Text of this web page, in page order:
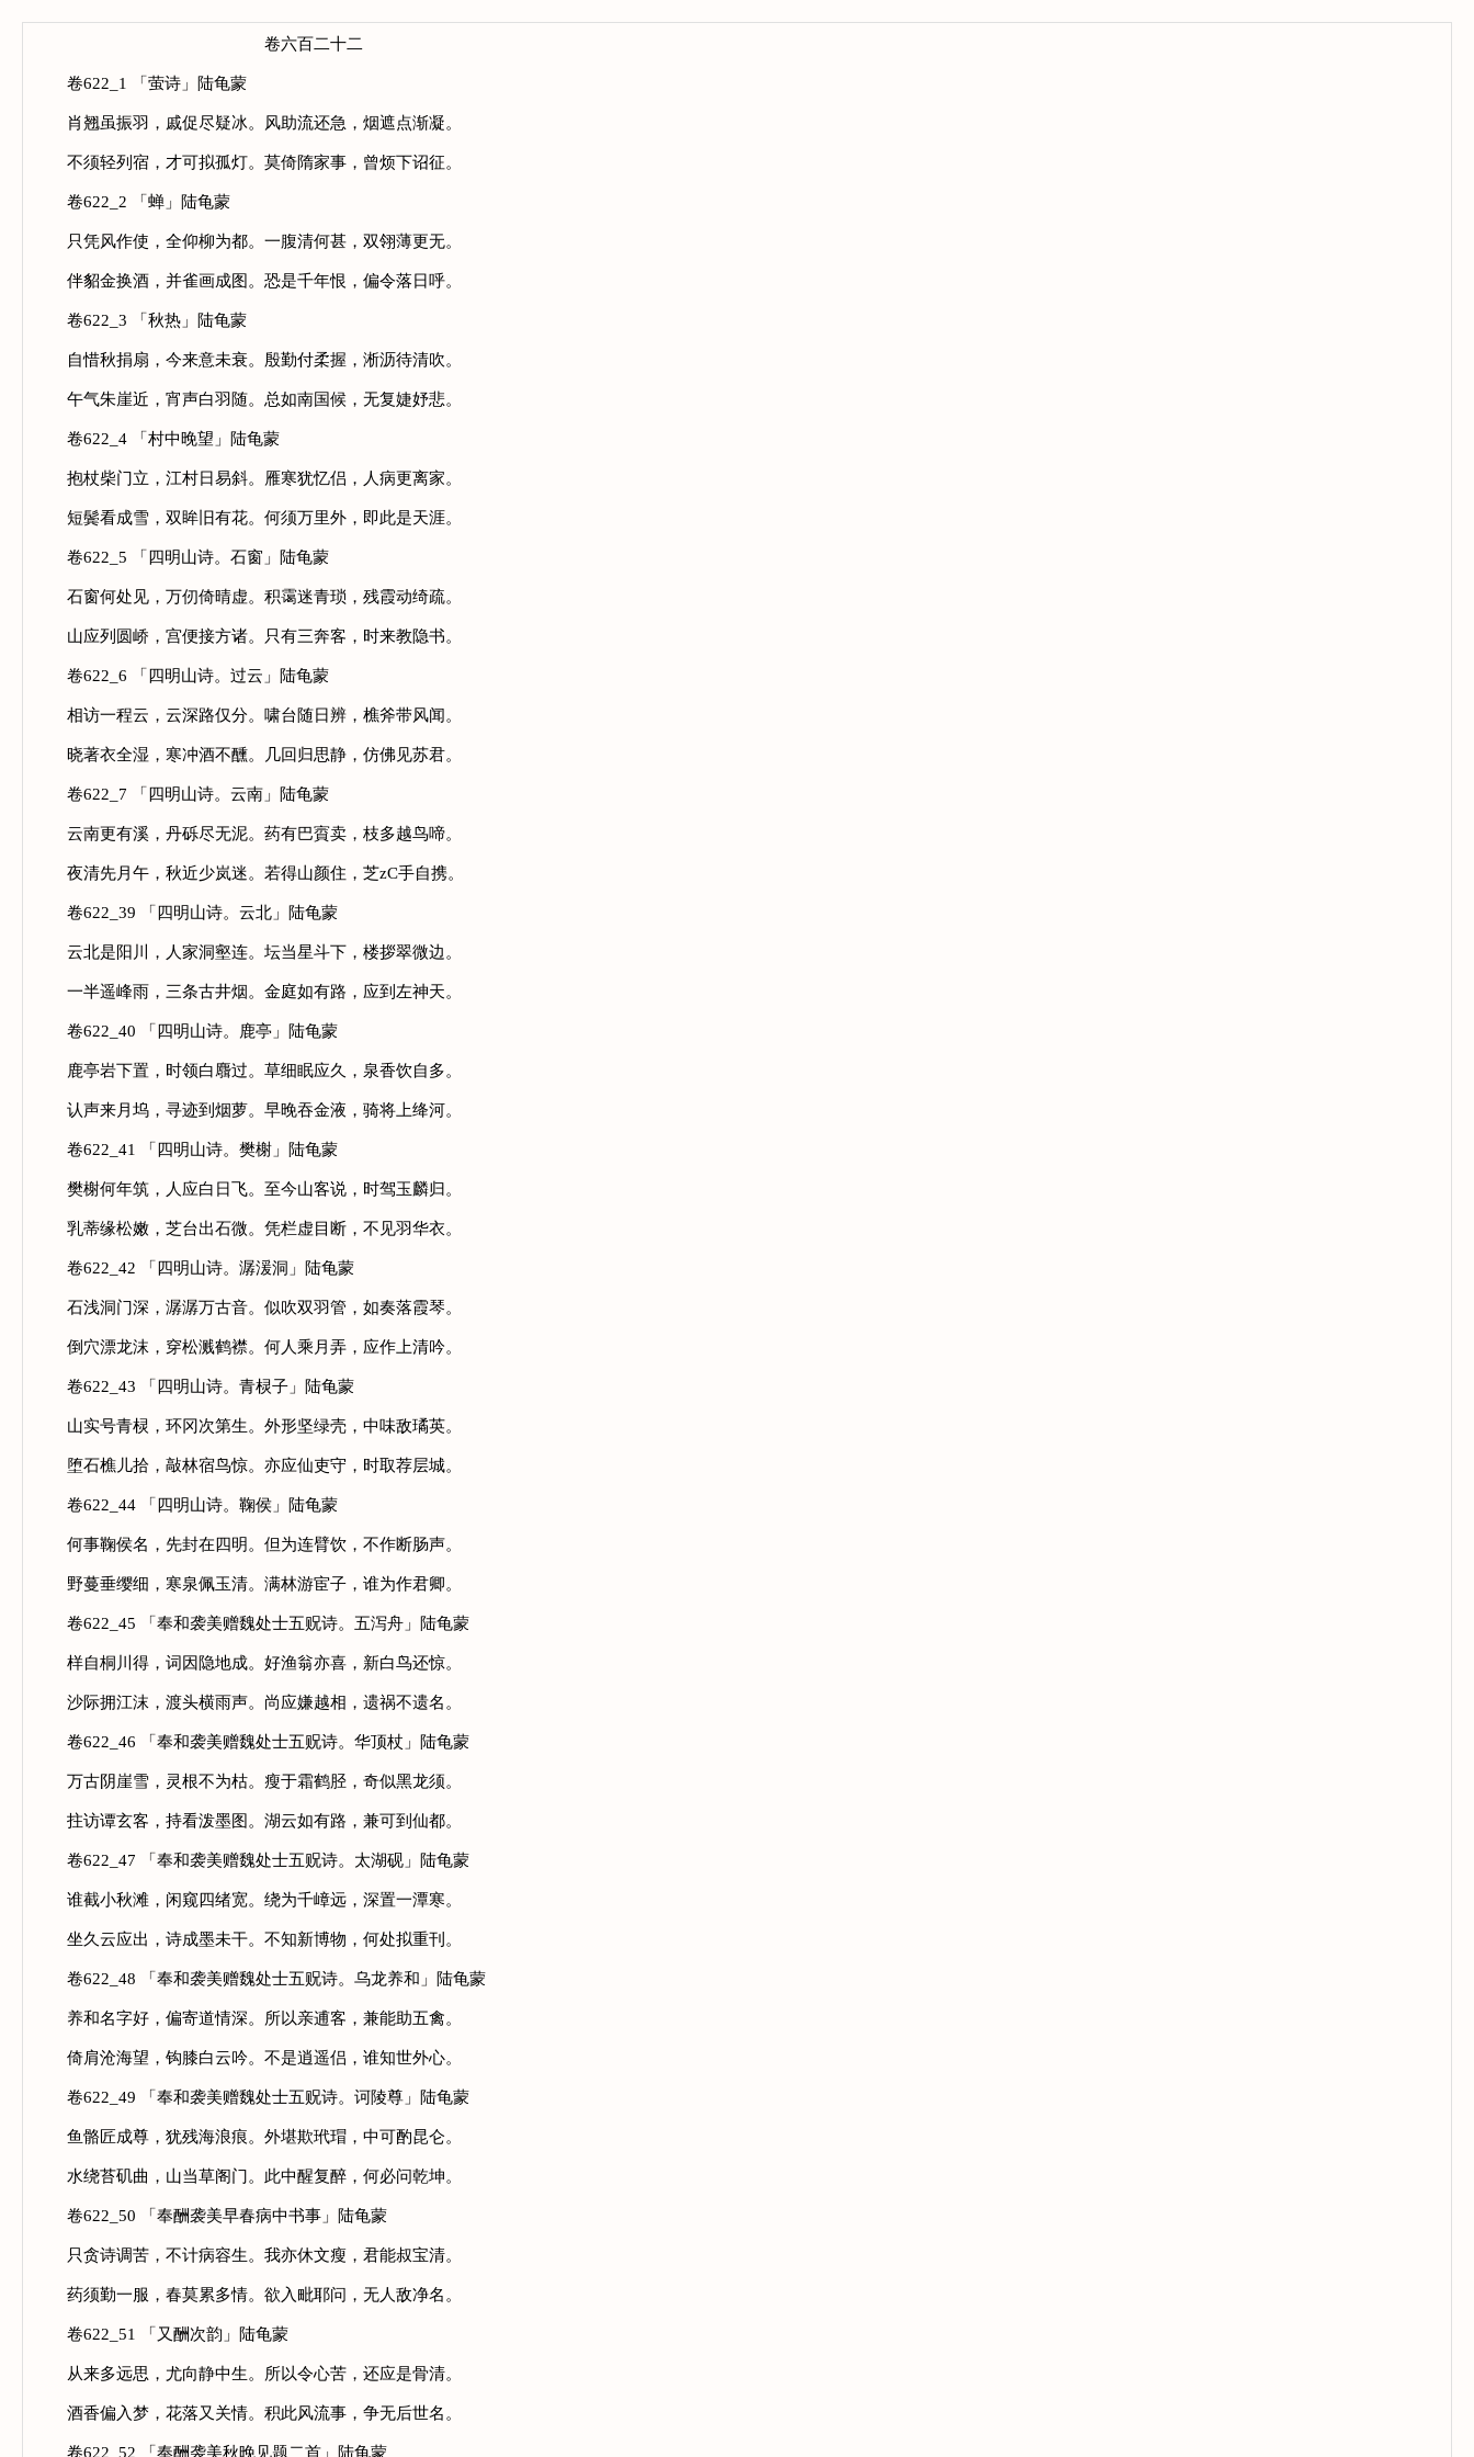
卷六百二十二
卷622_1 「萤诗」陆龟蒙
肖翘虽振羽，戚促尽疑冰。风助流还急，烟遮点渐凝。
不须轻列宿，才可拟孤灯。莫倚隋家事，曾烦下诏征。
卷622_2 「蝉」陆龟蒙
只凭风作使，全仰柳为都。一腹清何甚，双翎薄更无。
伴貂金换酒，并雀画成图。恐是千年恨，偏令落日呼。
卷622_3 「秋热」陆龟蒙
自惜秋捐扇，今来意未衰。殷勤付柔握，淅沥待清吹。
午气朱崖近，宵声白羽随。总如南国候，无复婕妤悲。
卷622_4 「村中晚望」陆龟蒙
抱杖柴门立，江村日易斜。雁寒犹忆侣，人病更离家。
短鬓看成雪，双眸旧有花。何须万里外，即此是天涯。
卷622_5 「四明山诗。石窗」陆龟蒙
石窗何处见，万仞倚晴虚。积霭迷青琐，残霞动绮疏。
山应列圆峤，宫便接方诸。只有三奔客，时来教隐书。
卷622_6 「四明山诗。过云」陆龟蒙
相访一程云，云深路仅分。啸台随日辨，樵斧带风闻。
晓著衣全湿，寒冲酒不醺。几回归思静，仿佛见苏君。
卷622_7 「四明山诗。云南」陆龟蒙
云南更有溪，丹砾尽无泥。药有巴賨卖，枝多越鸟啼。
夜清先月午，秋近少岚迷。若得山颜住，芝zC手自携。
卷622_39 「四明山诗。云北」陆龟蒙
云北是阳川，人家洞壑连。坛当星斗下，楼拶翠微边。
一半遥峰雨，三条古井烟。金庭如有路，应到左神天。
卷622_40 「四明山诗。鹿亭」陆龟蒙
鹿亭岩下置，时领白麛过。草细眠应久，泉香饮自多。
认声来月坞，寻迹到烟萝。早晚吞金液，骑将上绛河。
卷622_41 「四明山诗。樊榭」陆龟蒙
樊榭何年筑，人应白日飞。至今山客说，时驾玉麟归。
乳蒂缘松嫩，芝台出石微。凭栏虚目断，不见羽华衣。
卷622_42 「四明山诗。潺湲洞」陆龟蒙
石浅洞门深，潺潺万古音。似吹双羽管，如奏落霞琴。
倒穴漂龙沫，穿松溅鹤襟。何人乘月弄，应作上清吟。
卷622_43 「四明山诗。青棂子」陆龟蒙
山实号青棂，环冈次第生。外形坚绿壳，中味敌璚英。
堕石樵儿拾，敲林宿鸟惊。亦应仙吏守，时取荐层城。
卷622_44 「四明山诗。鞠侯」陆龟蒙
何事鞠侯名，先封在四明。但为连臂饮，不作断肠声。
野蔓垂缨细，寒泉佩玉清。满林游宦子，谁为作君卿。
卷622_45 「奉和袭美赠魏处士五贶诗。五泻舟」陆龟蒙
样自桐川得，词因隐地成。好渔翁亦喜，新白鸟还惊。
沙际拥江沫，渡头横雨声。尚应嫌越相，遗祸不遗名。
卷622_46 「奉和袭美赠魏处士五贶诗。华顶杖」陆龟蒙
万古阴崖雪，灵根不为枯。瘦于霜鹤胫，奇似黑龙须。
拄访谭玄客，持看泼墨图。湖云如有路，兼可到仙都。
卷622_47 「奉和袭美赠魏处士五贶诗。太湖砚」陆龟蒙
谁截小秋滩，闲窥四绪宽。绕为千嶂远，深置一潭寒。
坐久云应出，诗成墨未干。不知新博物，何处拟重刊。
卷622_48 「奉和袭美赠魏处士五贶诗。乌龙养和」陆龟蒙
养和名字好，偏寄道情深。所以亲逋客，兼能助五禽。
倚肩沧海望，钩膝白云吟。不是逍遥侣，谁知世外心。
卷622_49 「奉和袭美赠魏处士五贶诗。诃陵尊」陆龟蒙
鱼骼匠成尊，犹残海浪痕。外堪欺玳瑁，中可酌昆仑。
水绕苔矶曲，山当草阁门。此中醒复醉，何必问乾坤。
卷622_50 「奉酬袭美早春病中书事」陆龟蒙
只贪诗调苦，不计病容生。我亦休文瘦，君能叔宝清。
药须勤一服，春莫累多情。欲入毗耶问，无人敌净名。
卷622_51 「又酬次韵」陆龟蒙
从来多远思，尤向静中生。所以令心苦，还应是骨清。
酒香偏入梦，花落又关情。积此风流事，争无后世名。
卷622_52 「奉酬袭美秋晚见题二首」陆龟蒙